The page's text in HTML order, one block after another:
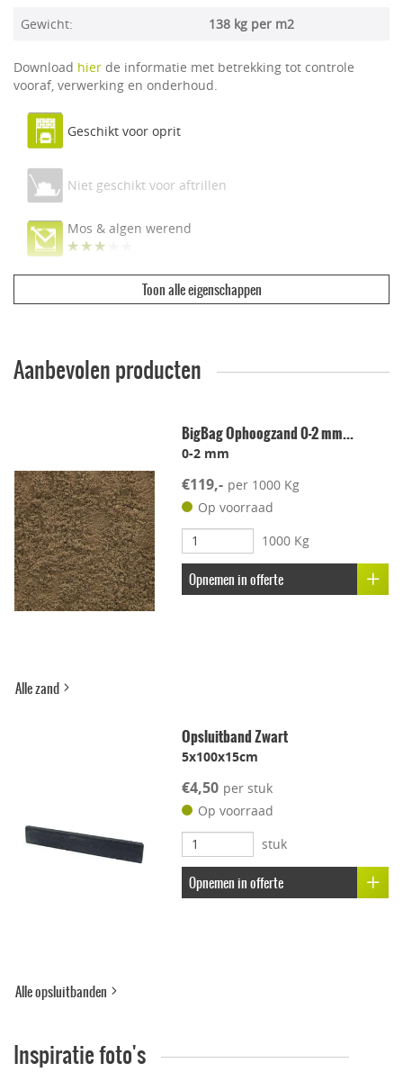
Gewicht: 138 kg per m2
Download hier de informatie met betrekking tot controle
vooraf, verwerking en onderhoud.
Geschikt voor oprit
Niet geschikt voor aftrillen
Mos & algen werend
Ecologisch & duurzaam
Lichtgewicht
Onderhoudsvriendelijk
Toon alle eigenschappen
Aanbevolen producten
BigBag Ophoogzand 0-2 mm...
0-2 mm
€119,- per 1000 Kg
Op voorraad
1000 Kg
Opnemen in offerte
Alle zand
Opsluitband Zwart
5x100x15cm
€4,50 per stuk
Op voorraad
stuk
Opnemen in offerte
Alle opsluitbanden
Inspiratie foto's